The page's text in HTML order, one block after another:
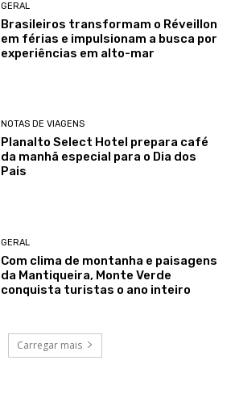
GERAL
Brasileiros transformam o Réveillon
em férias e impulsionam a busca por
experiências em alto-mar
NOTAS DE VIAGENS
Planalto Select Hotel prepara café
da manhã especial para o Dia dos
Pais
GERAL
Com clima de montanha e paisagens
da Mantiqueira, Monte Verde
conquista turistas o ano inteiro
Carregar mais